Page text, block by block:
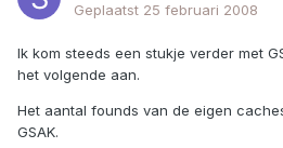
Geplaatst 25 februari 2008
Ik kom steeds een stukje verder met
het volgende aan.
Het aantal founds van de eigen
GSAK.